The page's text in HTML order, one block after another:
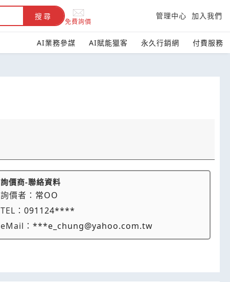
搜尋
免費詢價
管理中心 加入我們
AI業務參謀 AI賦能獵客 永久行銷網 付費服務
詢價商-聯絡資料
詢價者： 常OO
TEL：091124****
eMail：***e_chung@yahoo.com.tw